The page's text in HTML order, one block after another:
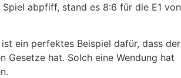
abpfiff, stand es 8:6 für die E1 von
ein perfektes Beispiel dafür, dass der
Gesetze hat. Solch eine Wendung hat